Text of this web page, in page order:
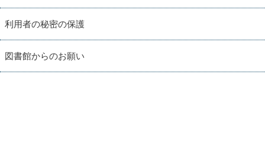
利用者の秘密の保護
図書館からのお願い